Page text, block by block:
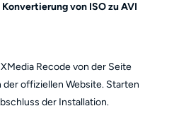
von ISO zu AVI
Recode von der Seite
offiziellen Website. Starten
der Installation.